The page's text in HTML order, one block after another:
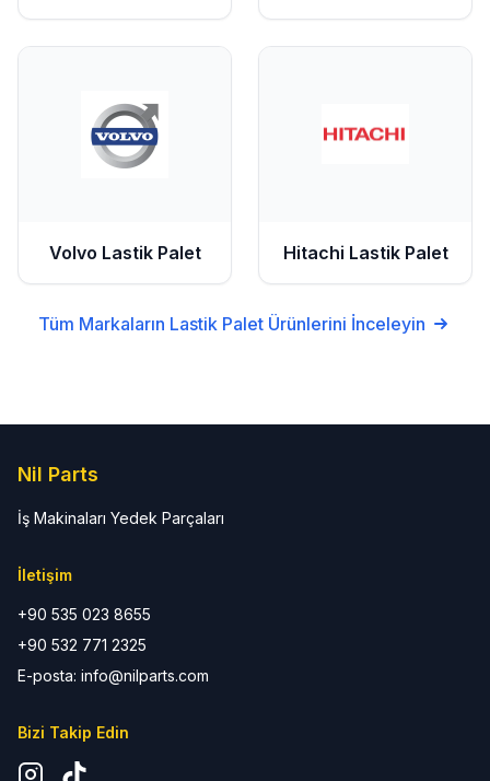
Volvo Lastik Palet Hitachi Lastik Palet
Tüm Markaların Lastik Palet Ürünlerini İnceleyin
Nil Parts
İş Makinaları Yedek Parçaları
İletişim
+90 535 023 8655
+90 532 771 2325
E-posta: info@nilparts.com
Bizi Takip Edin